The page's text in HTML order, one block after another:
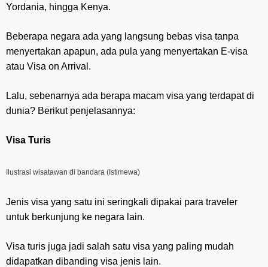
Yordania, hingga Kenya.
Beberapa negara ada yang langsung bebas visa tanpa
menyertakan apapun, ada pula yang menyertakan E-visa
atau Visa on Arrival.
Lalu, sebenarnya ada berapa macam visa yang terdapat di
dunia? Berikut penjelasannya:
Visa Turis
Ilustrasi wisatawan di bandara (Istimewa)
Jenis visa yang satu ini seringkali dipakai para traveler
untuk berkunjung ke negara lain.
Visa turis juga jadi salah satu visa yang paling mudah
didapatkan dibanding visa jenis lain.